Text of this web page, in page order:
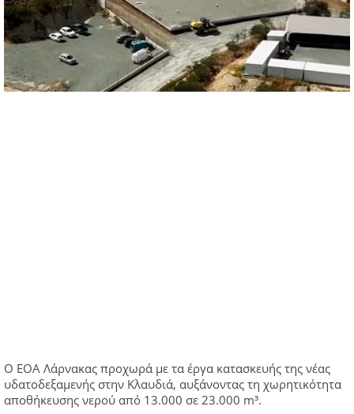
Ο ΕΟΑ Λάρνακας προχωρά με τα έργα κατασκευής της νέας
υδατοδεξαμενής στην Κλαυδιά, αυξάνοντας τη χωρητικότητα
αποθήκευσης νερού από 13.000 σε 23.000 m³.